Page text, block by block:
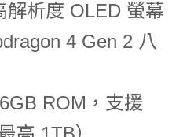
解析度 OLED 螢幕
4 Gen 2 八
ROM，支援